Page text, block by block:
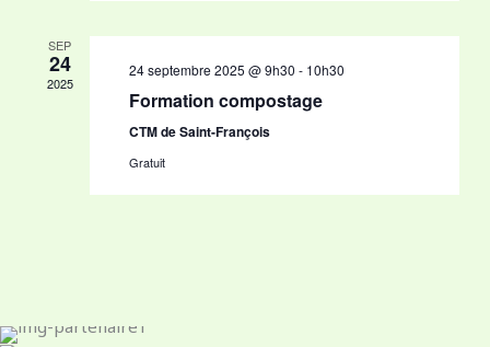
SEP
24
2025
24 septembre 2025 @ 9h30 - 10h30
Formation compostage
CTM de Saint-François
Gratuit